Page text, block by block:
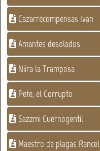
Cazarrecompensas Ivan
Amantes desolados
Niira la Tramposa
Pete, el Corrupto
Sazzmi Cuernogentil
Maestro de plagas Rancel